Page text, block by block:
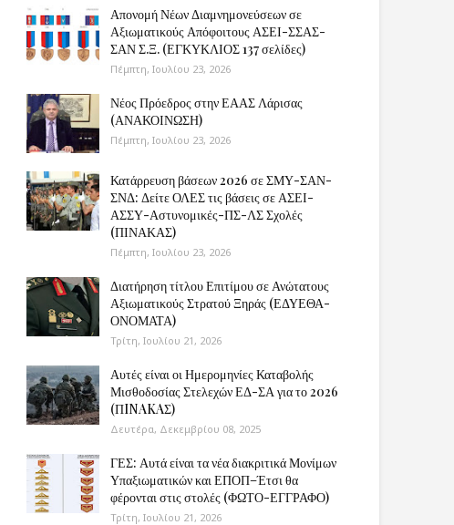
Απονομή Νέων Διαμνημονεύσεων σε
Αξιωματικούς Απόφοιτους ΑΣΕΙ-ΣΣΑΣ-
ΣΑΝ Σ.Ξ. (ΕΓΚΥΚΛΙΟΣ 137 σελίδες)
Πέμπτη, Ιουλίου 23, 2026
Νέος Πρόεδρος στην ΕΑΑΣ Λάρισας
(ΑΝΑΚΟΙΝΩΣΗ)
Πέμπτη, Ιουλίου 23, 2026
Κατάρρευση βάσεων 2026 σε ΣΜΥ-ΣΑΝ-
ΣΝΔ: Δείτε ΟΛΕΣ τις βάσεις σε ΑΣΕΙ-
ΑΣΣΥ-Αστυνομικές-ΠΣ-ΛΣ Σχολές
(ΠΙΝΑΚΑΣ)
Πέμπτη, Ιουλίου 23, 2026
Διατήρηση τίτλου Επιτίμου σε Ανώτατους
Αξιωματικούς Στρατού Ξηράς (ΕΔΥΕΘΑ-
ΟΝΟΜΑΤΑ)
Τρίτη, Ιουλίου 21, 2026
Αυτές είναι οι Ημερομηνίες Καταβολής
Μισθοδοσίας Στελεχών ΕΔ-ΣΑ για το 2026
(ΠINAKAΣ)
Δευτέρα, Δεκεμβρίου 08, 2025
ΓΕΣ: Αυτά είναι τα νέα διακριτικά Μονίμων
Υπαξιωματικών και ΕΠΟΠ–Έτσι θα
φέρονται στις στολές (ΦΩΤΟ-ΕΓΓΡΑΦΟ)
Τρίτη, Ιουλίου 21, 2026